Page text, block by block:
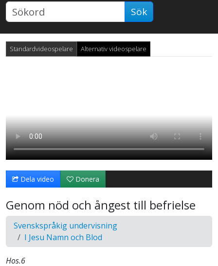
Sök
Standardvideospelare Alternativ videospelare
Dela video Donera
Genom nöd och ångest till befrielse
Svenskspråkig undervisning
I Jesu Namn och Blod
Hos.6